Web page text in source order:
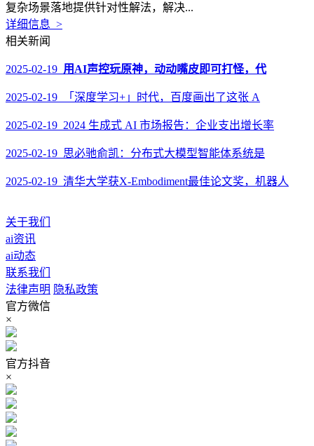
复杂场景落地提供针对性解法，解决...
详细信息 >
相关新闻
2025-02-19 用AI声控玩原神，动动嘴皮即可打怪，代
2025-02-19 「深度学习+」时代，百度画出了这张 A
2025-02-19 2024 生成式 AI 市场报告：企业支出增长率
2025-02-19 思必驰俞凯：分布式大模型智能体系统是
2025-02-19 清华大学获X-Embodiment最佳论文奖，机器人
关于我们
ai资讯
ai动态
联系我们
法律声明 隐私政策
官方微信
×
官方抖音
×